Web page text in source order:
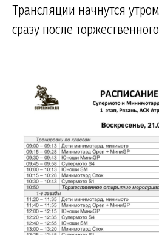
Трансляции начнутся
сразу после